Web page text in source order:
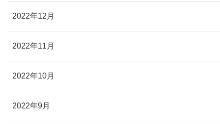
2022年12月
2022年11月
2022年10月
2022年9月